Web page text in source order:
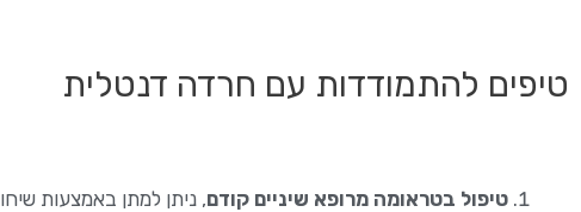
טיפים להתמודדות עם חרדה דנטלית
טיפול בטראומה מרופא שיניים קודם, ניתן למתן באמצעות